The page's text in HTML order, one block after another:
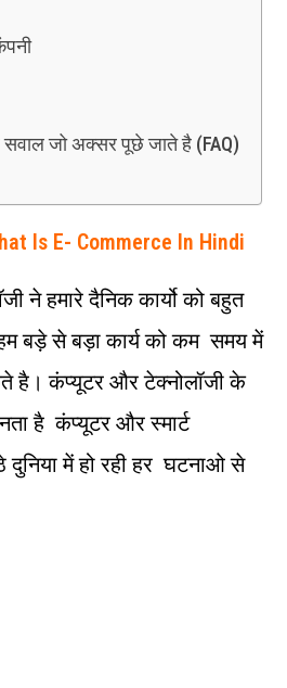
जो अक्सर पूछे जाते है (FAQ)
Is E- Commerce In Hindi
ने हमारे दैनिक कार्यो को बहुत
बड़े से बड़ा कार्य को कम समय में
कंप्यूटर और टेक्नोलॉजी के
है कंप्यूटर और स्मार्ट
दुनिया में हो रही हर घटनाओ से